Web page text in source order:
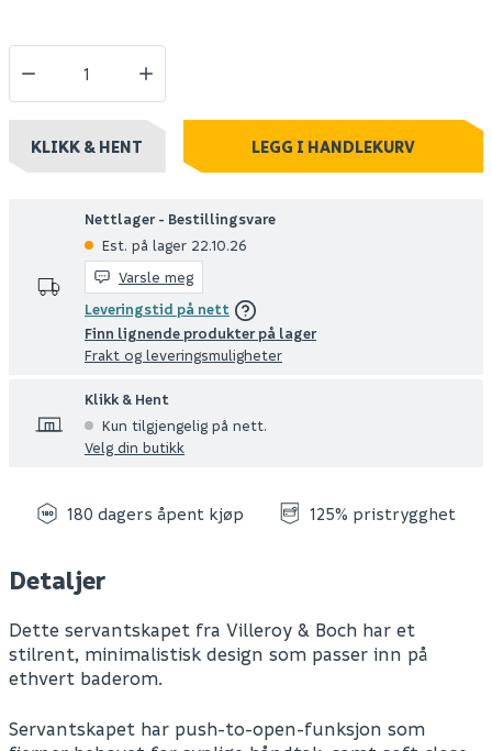
KLIKK & HENT LEGG I HANDLEKURV
Nettlager - Bestillingsvare
Est. på lager 22.10.26
Varsle meg
Leveringstid på nett
Finn lignende produkter på lager
Frakt og leveringsmuligheter
Klikk & Hent
Kun tilgjengelig på nett.
Velg din butikk
180 dagers åpent kjøp 125% pristrygghet
Detaljer
Dette servantskapet fra Villeroy & Boch har et
stilrent, minimalistisk design som passer inn på
ethvert baderom.
Servantskapet har push-to-open-funksjon som